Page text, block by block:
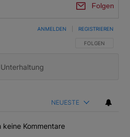
Folgen
FOLGE DIESER
FOLGEN
ANMELDEN REGISTRIEREN
NEUESTE
keine Kommentare